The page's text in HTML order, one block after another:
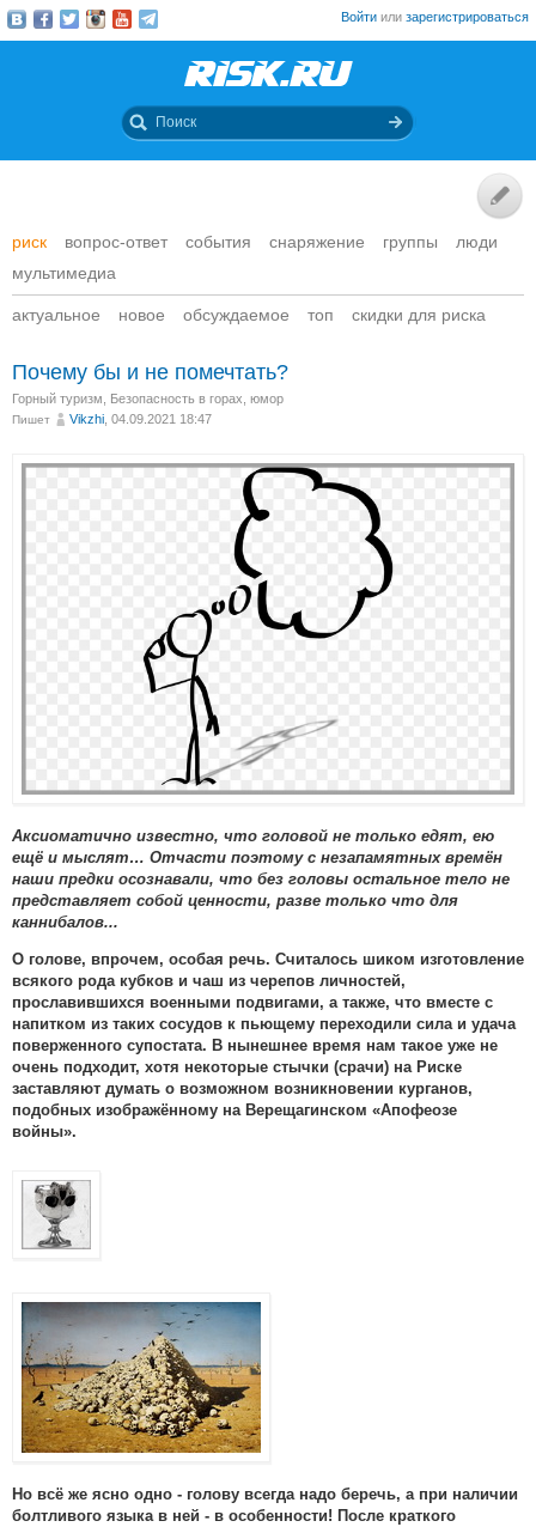
Войти или зарегистрироваться
риск вопрос-ответ события снаряжение группы
люди
мультимедиа
актуальное новое обсуждаемое топ скидки для риска
Почему бы и не помечтать?
Горный туризм Безопасность в горах юмор
Пишет Vikzhi , 04.09.2021 18:47
Аксиоматично известно, что головой не только едят, ею
ещё и мыслят… Отчасти поэтому с незапамятных времён
наши предки осознавали, что без головы остальное тело не
представляет собой ценности, разве только что для
каннибалов...
О голове, впрочем, особая речь. Считалось шиком изготовление
всякого рода кубков и чаш из черепов личностей,
прославившихся военными подвигами, а также, что вместе с
напитком из таких сосудов к пьющему переходили сила и удача
поверженного супостата. В нынешнее время нам такое уже не
очень подходит, хотя некоторые стычки (срачи) на Риске
заставляют думать о возможном возникновении курганов,
подобных изображённому на Верещагинском «Апофеозе
войны».
Но всё же ясно одно - голову всегда надо беречь, а при наличии
болтливого языка в ней - в особенности! После краткого